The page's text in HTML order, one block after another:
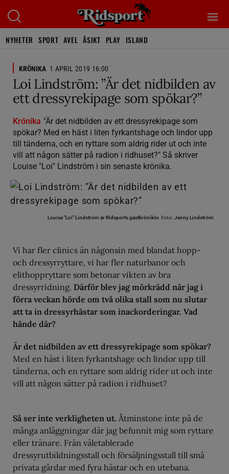
NYHETER SPORT AVEL ÅSIKT PLAY ISLAND
KRÖNIKA 1 APRIL 2019 16:00
Loi Lindström: ”Är det nidbilden av
ett dressyrekipage som spökar?”
Krönika "Är det nidbilden av ett dressyrekipage som
spökar? Med en häst i liten fyrkantshage och lindor upp
till tänderna, och en ryttare som aldrig rider ut och inte
vill att någon sätter på radion i ridhuset?" Så skriver
Louise "Loi" Lindström i sin senaste krönika.
Louise "Loi" Lindström är Ridsports gästkrönikör. Foto: Jenny Lindström
Vi har fler clinics än någonsin med blandat hopp-
och dressyrryttare, vi har fler naturbanor och
elithoppryttare som betonar vikten av bra
dressyrridning. Därför blev jag mörkrädd när jag i
förra veckan hörde om två olika stall som nu slutar
att ta in dressyrhästar som inackorderingar. Vad
hände där?
Är det nidbilden av ett dressyrekipage som spökar?
Med en häst i liten fyrkantshage och lindor upp till
tänderna, och en ryttare som aldrig rider ut och inte
vill att någon sätter på radion i ridhuset?
Så ser inte verkligheten ut. Åtminstone inte på de
många anläggningar där jag befunnit mig som ryttare
eller tränare. Från väletablerade
dressyrutbildningsstall och försäljningsstall till små
privata gårdar med fyra hästar och en utebana.